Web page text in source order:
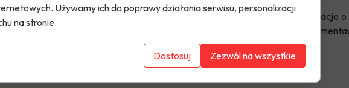
nadal istnieją, gdzie dokładnie się znajdują oraz czy zachowały się informacje
Poproszono również o wskazanie innych, nieujętych dotąd w
Używamy ich do poprawy działania serwisu, personalizacji
na stronie.
Dostosuj Zezwól na wszystkie